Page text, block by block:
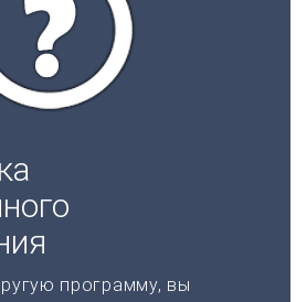
программу, вы